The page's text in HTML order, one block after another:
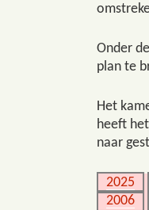
Onder
plan te
Het
heeft
naar
2025
2006